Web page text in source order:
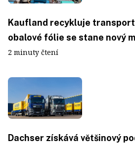
Kaufland recykluje
obalové fólie se stane nový
2 minuty čtení
Dachser získává většinový